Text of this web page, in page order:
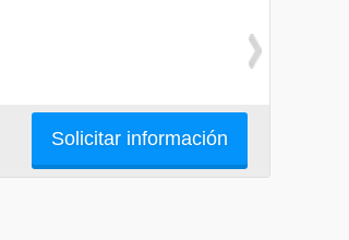
Solicitar información